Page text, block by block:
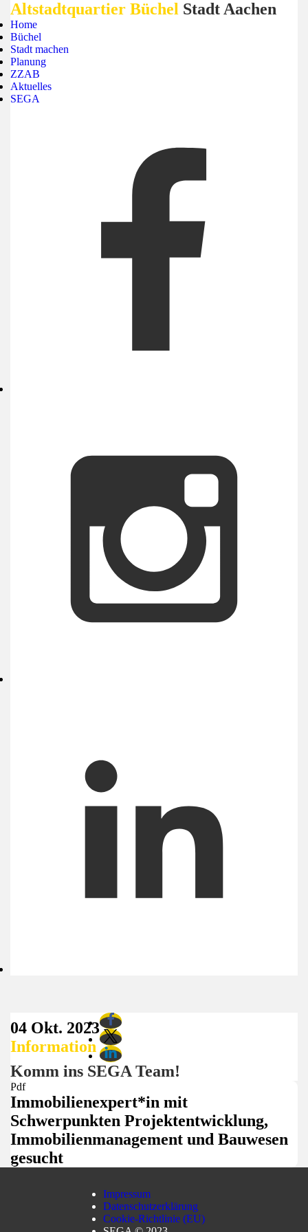
Altstadtquartier Büchel Stadt Aachen
Home
Büchel
Stadt machen
Planung
ZZAB
Aktuelles
SEGA
04 Okt. 2023
Information
Komm ins SEGA Team!
Pdf
Immobilienexpert*in mit
Schwerpunkten Projektentwicklung,
Immobilienmanagement und Bauwesen
gesucht
Impressum
Datenschutzerklärung
Cookie-Richtlinie (EU)